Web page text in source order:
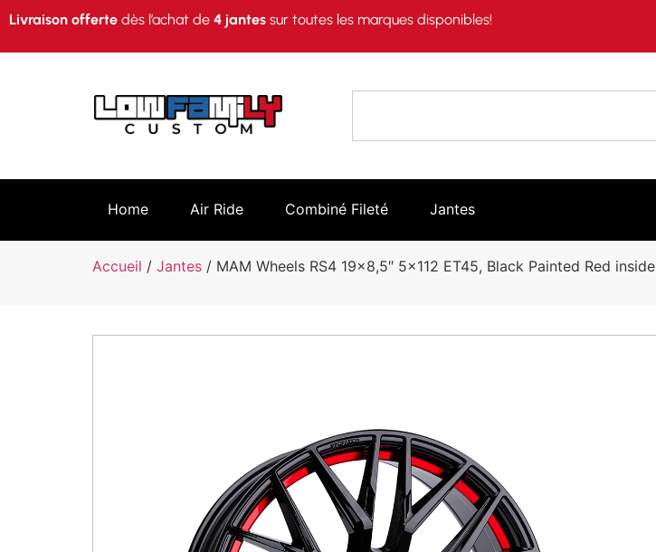
Livraison offerte dès l’achat de 4 jantes sur toutes les marques disponibles!
Home Air Ride Combiné Fileté Jantes
Accueil / Jantes / MAM Wheels RS4 19×8,5″ 5×112 ET45, Black Painted Red inside